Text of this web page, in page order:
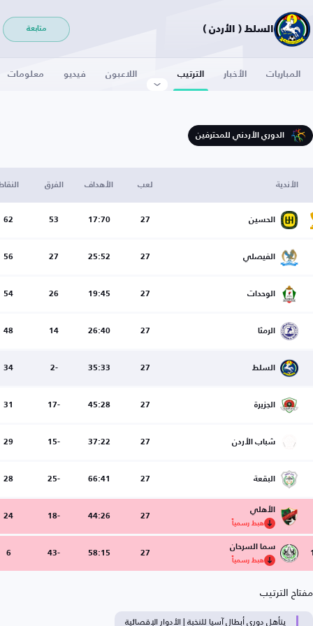
السلط ( الأردن ) متابعة
المباريات الأخبار الترتيب اللاعبون فيديو معلومات
الدوري الأردني للمحترفين
الأندية لعب الأهداف الفرق
الحسين 27
17:70
53
62
الفيصلي 27
25:52
27
56
الوحدات 27
19:45
26
54
الرمثا 27
26:40
14
48
السلط 27
35:33
-2
34
الجزيرة 27
45:28
-17
31
شباب الأردن 27
37:22
-15
29
البقعة 27
66:41
-25
28
الأهلي
هبط رسمياً
27
44:26
-18
24
سما السرحان
هبط رسمياً
27
58:15
-43
6
مفتاح الترتيب
يتأهل دوري أبطال آسيا للنخبة | الأدوار الإقصائية